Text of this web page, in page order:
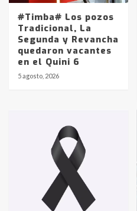
#Timba# Los pozos
Tradicional, La
Segunda y Revancha
quedaron vacantes
en el Quini 6
5 agosto, 2026
Identidad de
pampeanos
en la mañana
Accidente en
joven de